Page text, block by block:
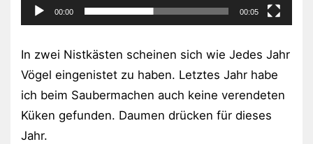
00:00 00:05
In zwei Nistkästen scheinen sich wie Jedes Jahr
Vögel eingenistet zu haben. Letztes Jahr habe
ich beim Saubermachen auch keine verendeten
Küken gefunden. Daumen drücken für dieses
Jahr.